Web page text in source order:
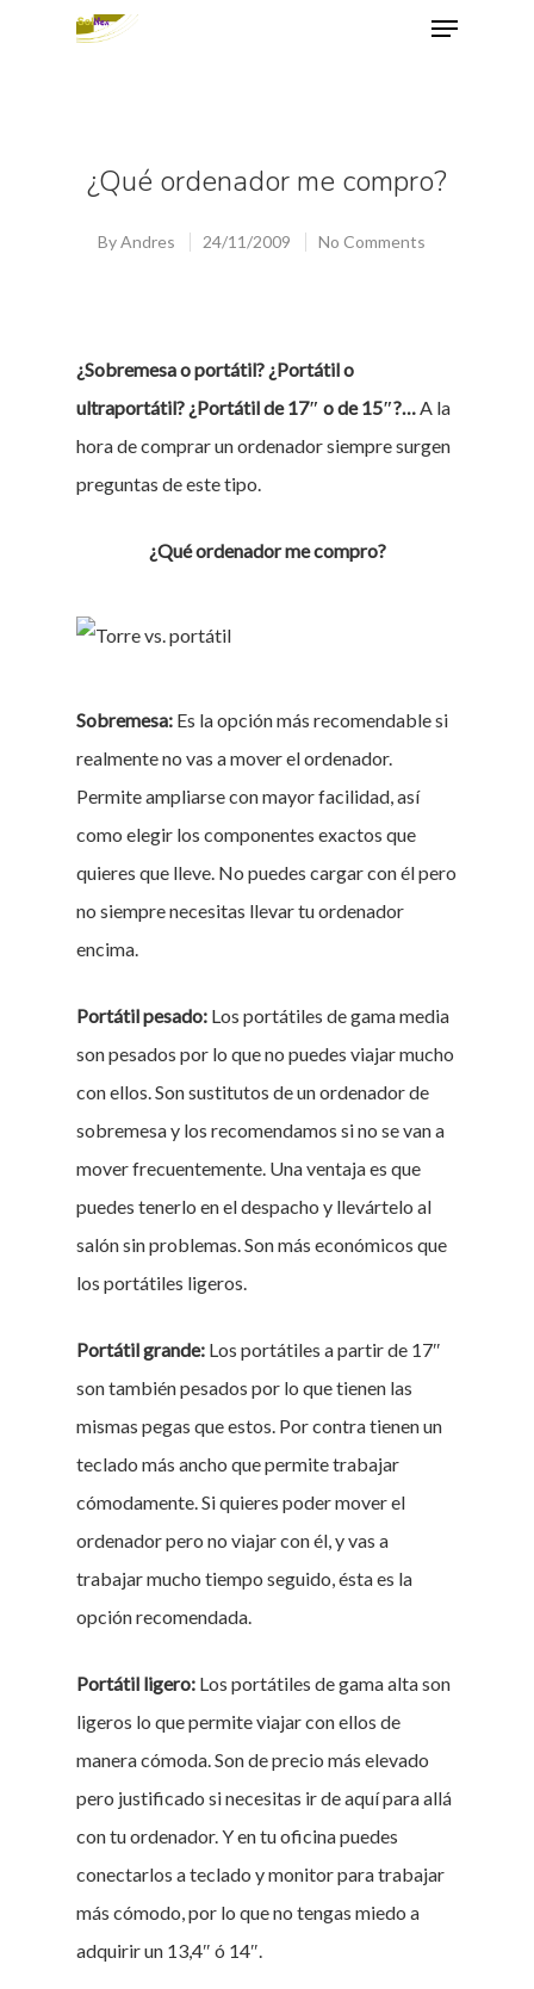
¿Qué ordenador me compro?
ByAndres 24/11/2009 No Comments
¿Sobremesa o portátil? ¿Portátil o
ultraportátil? ¿Portátil de 17″ o de 15″?…A la
hora de comprar un ordenador siempre surgen
preguntas de este tipo.
¿Qué ordenador me compro?
Sobremesa: Es la opción más recomendable si
realmente no vas a mover el ordenador.
Permite ampliarse con mayor facilidad, así
como elegir los componentes exactos que
quieres que lleve. No puedes cargar con él pero
no siempre necesitas llevar tu ordenador
encima.
Portátil pesado: Los portátiles de gama media
son pesados por lo que no puedes viajar mucho
con ellos. Son sustitutos de un ordenador de
sobremesa y los recomendamos si no se van a
mover frecuentemente. Una ventaja es que
puedes tenerlo en el despacho y llevártelo al
salón sin problemas. Son más económicos que
los portátiles ligeros.
Portátil grande: Los portátiles a partir de 17″
son también pesados por lo que tienen las
mismas pegas que estos. Por contra tienen un
teclado más ancho que permite trabajar
cómodamente. Si quieres poder mover el
ordenador pero no viajar con él, y vas a
trabajar mucho tiempo seguido, ésta es la
opción recomendada.
Portátil ligero: Los portátiles de gama alta son
ligeros lo que permite viajar con ellos de
manera cómoda. Son de precio más elevado
pero justificado si necesitas ir de aquí para allá
con tu ordenador. Y en tu oficina puedes
conectarlos a teclado y monitor para trabajar
más cómodo, por lo que no tengas miedo a
adquirir un 13,4″ ó 14″.